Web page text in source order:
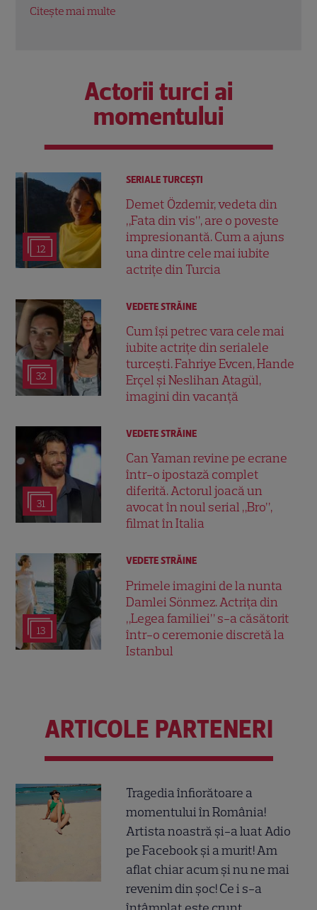
Citește mai multe
Actorii turci ai
momentului
12
SERIALE TURCEŞTI
Demet Özdemir, vedeta din
„Fata din vis”, are o poveste
impresionantă. Cum a ajuns
una dintre cele mai iubite
actrițe din Turcia
32
VEDETE STRĂINE
Cum își petrec vara cele mai
iubite actrițe din serialele
turcești. Fahriye Evcen, Hande
Erçel și Neslihan Atagül,
imagini din vacanță
31
VEDETE STRĂINE
Can Yaman revine pe ecrane
într-o ipostază complet
diferită. Actorul joacă un
avocat în noul serial „Bro”,
filmat în Italia
13
VEDETE STRĂINE
Primele imagini de la nunta
Damlei Sönmez. Actrița din
„Legea familiei” s-a căsătorit
într-o ceremonie discretă la
Istanbul
ARTICOLE PARTENERI
Tragedia înfiorătoare a
momentului în România!
Artista noastră și-a luat Adio
pe Facebook și a murit! Am
aflat chiar acum și nu ne mai
revenim din șoc! Ce i s-a